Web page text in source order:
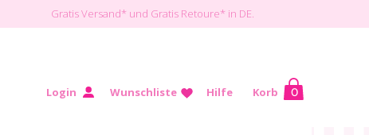
Gratis Versand*und Gratis Retoure* in DE.
Korb 0
Hilfe
Wunschliste
Login